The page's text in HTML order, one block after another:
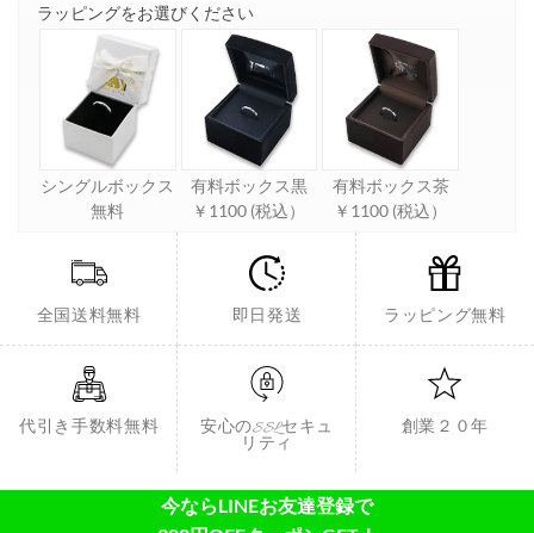
ラッピングをお選びください
シングルボックス
無料
有料ボックス黒
￥1100 (税込）
有料ボックス茶
￥1100 (税込）
全国送料無料 即日発送 ラッピング無料
代引き手数料無料
安心のSSLセキュ
リティ
創業２０年
今ならLINEお友達登録で